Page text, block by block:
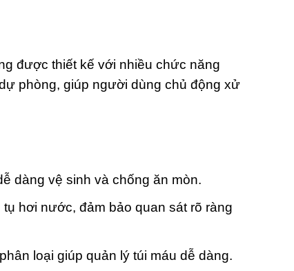
được thiết kế với nhiều chức năng
phòng, giúp người dùng chủ động xử
dàng vệ sinh và chống ăn mòn.
hơi nước, đảm bảo quan sát rõ ràng
loại giúp quản lý túi máu dễ dàng.